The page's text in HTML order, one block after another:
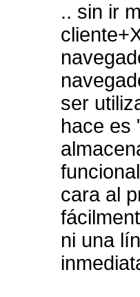
.. sin ir
ser
hace es
cara al
ni una